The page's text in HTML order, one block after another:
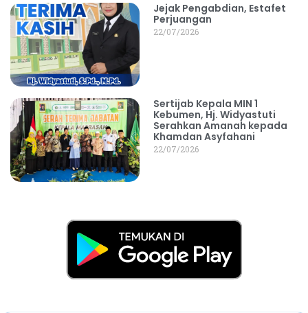
Jejak Pengabdian, Estafet
Perjuangan
22/07/2026
Sertijab Kepala MIN 1
Kebumen, Hj. Widyastuti
Serahkan Amanah kepada
Khamdan Asyfahani
22/07/2026